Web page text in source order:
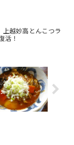
上越妙高とんこつラ
活！